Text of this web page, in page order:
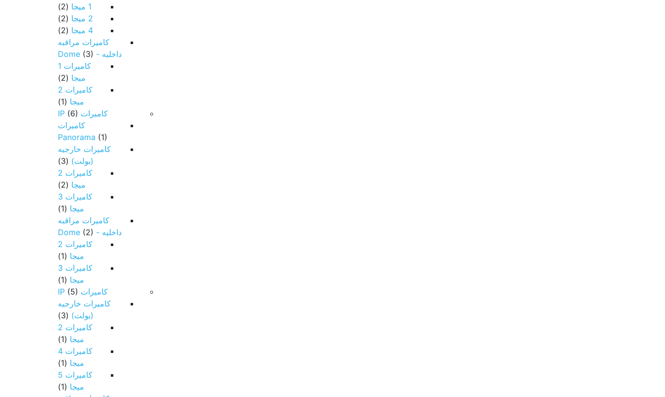
1 ميجا
(2)
2 ميجا
(2)
4 ميجا
(2)
كاميرات مراقبه
داخليه - Dome (3)
كاميرات 1
ميجا (2)
كاميرات 2
ميجا (1)
كاميرات IP (6)
كاميرات
Panorama (1)
كاميرات خارجيه
(بولت) (3)
كاميرات 2
ميجا (2)
كاميرات 3
ميجا (1)
كاميرات مراقبه
داخليه - Dome (2)
كاميرات 2
ميجا (1)
كاميرات 3
ميجا (1)
كاميرات IP (5)
كاميرات خارجيه
(بولت) (3)
كاميرات 2
ميجا (1)
كاميرات 4
ميجا (1)
كاميرات 5
ميجا (1)